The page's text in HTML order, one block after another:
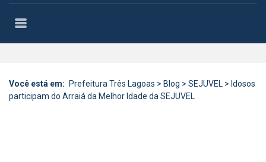
Você está em: Prefeitura Três Lagoas > Blog > SEJUVEL > Idosos
participam do Arraiá da Melhor Idade da SEJUVEL